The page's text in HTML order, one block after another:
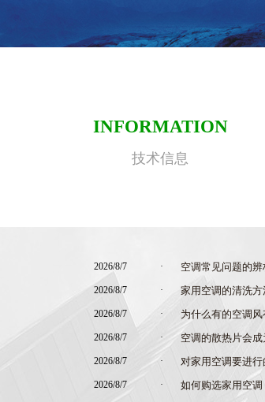
INFORMATION
技术信息
2026/8/7
2026/8/7
2026/8/7
2026/8/7
2026/8/7
2026/8/7
· 空调常见问题的辨
· 家用空调的清洗方
· 为什么有的空调
· 空调的散热片会
· 对家用空调要进
· 如何购选家用空调